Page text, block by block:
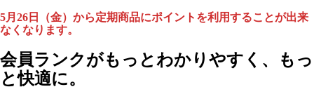
5月26日（金）から定期商品にポイントを利用することが出来
なくなります。
会員ランクがもっとわかりやすく、もっ
と快適に。